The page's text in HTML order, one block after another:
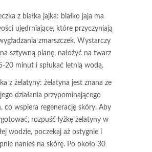
z białka jajka: białko jaja ma
ujędrniające, które przyczyniają
zmarszczek. Wystarczy
sztywną pianę, nałożyć na twarz
20 minut i spłukać letnią wodą.
z żelatyny: żelatyna jest znana ze
działania przypominającego
co wspiera regenerację skóry. Aby
rozpuść łyżkę żelatyny w
wodzie, poczekaj aż ostygnie i
nanieś na skórę. Po około 30